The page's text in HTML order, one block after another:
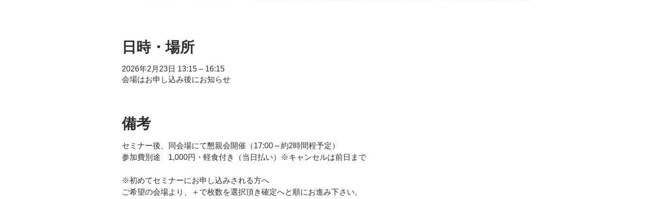
日時・場所
2026年2月23日 13:15 – 16:15
会場はお申し込み後にお知らせ
備考
セミナー後、同会場にて懇親会開催（17:00～約2時間程予定）
参加費別途　1,000円・軽食付き（当日払い）※キャンセルは前日まで
※初めてセミナーにお申し込みされる方へ
ご希望の会場より、＋で枚数を選択頂き確定へと順にお進み下さい。